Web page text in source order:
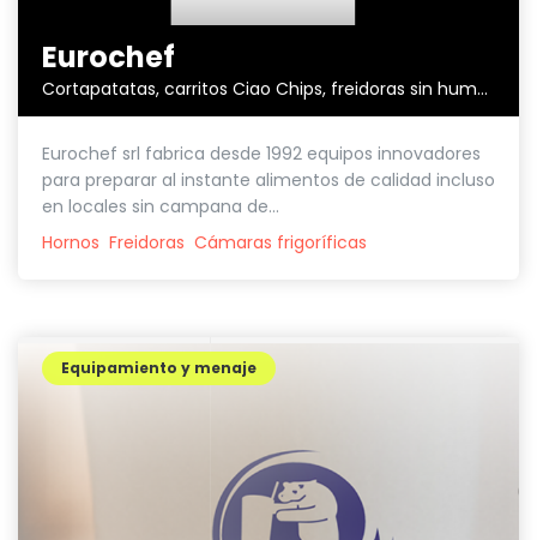
Eurochef
Cortapatatas, carritos Ciao Chips, freidoras sin humos,...
Eurochef srl fabrica desde 1992 equipos innovadores
para preparar al instante alimentos de calidad incluso
en locales sin campana de...
Hornos Freidoras Cámaras frigoríficas
Equipamiento y menaje